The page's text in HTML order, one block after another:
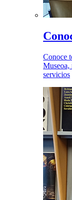
Conoce
Museoa,
servicios